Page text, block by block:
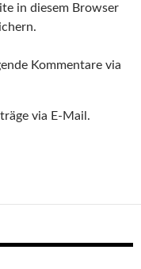
in diesem Browser
Kommentare via
via E-Mail.